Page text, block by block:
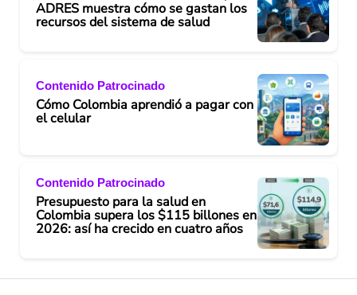
ADRES muestra cómo se gastan los
recursos del sistema de salud
Contenido Patrocinado
Cómo Colombia aprendió a pagar con
el celular
Contenido Patrocinado
Presupuesto para la salud en
Colombia supera los $115 billones en
2026: así ha crecido en cuatro años